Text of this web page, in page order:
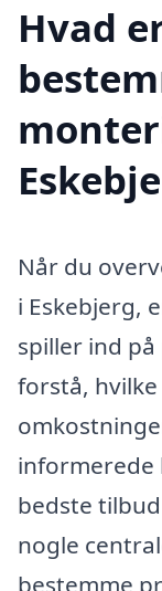
Hvad
Når du
i Eskebjerg,
spiller ind
forstå,
informerede
bedste
nogle
bestemme